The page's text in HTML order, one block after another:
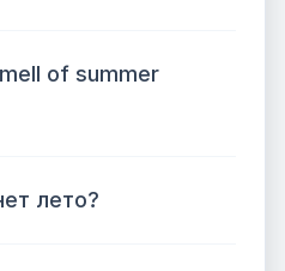
of summer
лето?